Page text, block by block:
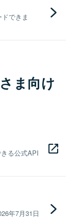
できま
ま向け
る公式API
年7月31日